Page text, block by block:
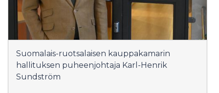
Suomalais-ruotsalaisen kauppakamarin
hallituksen puheenjohtaja Karl-Henrik
Sundström